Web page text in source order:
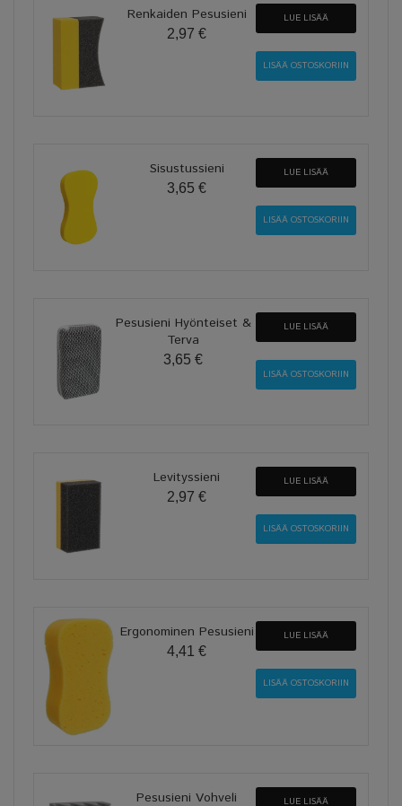
Renkaiden Pesusieni
2,97 €
LUE LISÄÄ
Sisustussieni
3,65 €
LUE LISÄÄ
Pesusieni Hyönteiset &
Terva
3,65 €
LUE LISÄÄ
Levityssieni
2,97 €
LUE LISÄÄ
Ergonominen Pesusieni
4,41 €
LUE LISÄÄ
Pesusieni Vohveli LUE LISÄÄ